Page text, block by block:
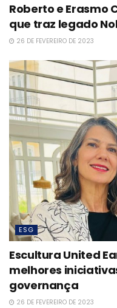
Roberto e Erasmo
que traz legado
26 DE FEVEREIRO DE 2023
ESG
Escultura United
melhores
governança
26 DE FEVEREIRO DE 2023